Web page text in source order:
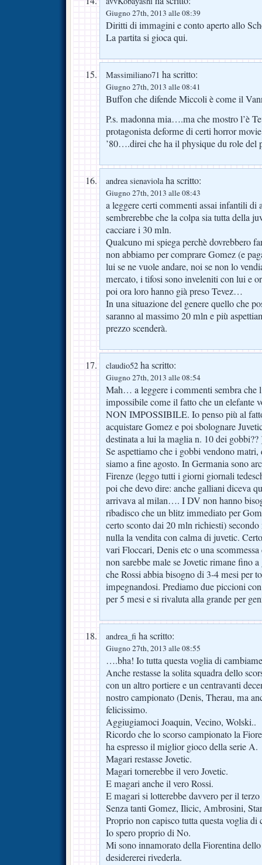
Giugno 27th, 2013 alle 08:39
Diritti di immagini e conto aperto allo
La partita si gioca qui.
Massimiliano71 ha scritto:
Giugno 27th, 2013 alle 08:41
Buffon che difende Miccoli è come il
P.s. madonna mia….ma che mostro l’è
protagonista deforme di certi horror
’80….direi che ha il physique du role del
andrea sienaviolaha scritto:
Giugno 27th, 2013 alle 08:43
a leggere certi commenti assai infantili
sembrerebbe che la colpa sia tutta della
cacciare i 30 mln.
Qualcuno mi spiega perchè dovrebbero
non abbiamo per comprare Gomez (e
lui se ne vuole andare, noi se non lo
mercato, i tifosi sono inveleniti con lui e
poi ora loro hanno già preso Tevez…
In una situazione del genere quello che
saranno al massimo 20 mln e più
prezzo scenderà.
claudio52 ha scritto:
Giugno 27th, 2013 alle 08:54
Mah… a leggere i commenti sembra che
impossibile come il fatto che un
NON IMPOSSIBILE. Io penso più al
acquistare Gomez e poi sbolognare
destinata a lui la maglia n. 10 dei gobbi??
Se aspettiamo che i gobbi vendono
siamo a fine agosto. In Germania sono
Firenze (leggo tutti i giorni giornali
poi che devo dire: anche galliani diceva
arrivava al milan…. I DV non hanno
ribadisco che un blitz immediato per
certo sconto dai 20 mln richiesti)
nulla la vendita con calma di juvetic.
vari Floccari, Denis etc o una
non sarebbe male se Jovetic rimane fino
che Rossi abbia bisogno di 3-4 mesi per
impegnandosi. Prediamo due piccioni
per 5 mesi e si rivaluta alla grande per
andrea_fi ha scritto:
Giugno 27th, 2013 alle 08:55
….bha! Io tutta questa voglia di
Anche restasse la solita squadra dello
con un altro portiere e un centravanti
nostro campionato (Denis, Therau, ma
felicissimo.
Aggiugiamoci Joaquin, Vecino, Wolski..
Ricordo che lo scorso campionato la
ha espresso il miglior gioco della serie A.
Magari restasse Jovetic.
Magari tornerebbe il vero Jovetic.
E magari anche il vero Rossi.
E magari si lotterebbe davvero per il terzo
Senza tanti Gomez, Ilicic, Ambrosini,
Proprio non capisco tutta questa voglia di
Io spero proprio di No.
Mi sono innamorato della Fiorentina
desidererei rivederla.